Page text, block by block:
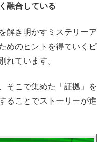
融合している
解き明かすミステリーア
めのヒントを得ていくピ
れています。
そこで集めた「証拠」を
ることでストーリーが進